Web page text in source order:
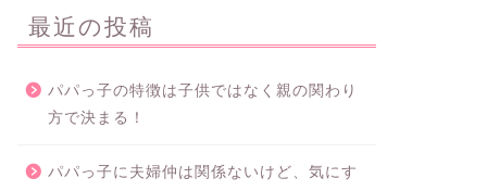
最近の投稿
パパっ子の特徴は子供ではなく親の関わり
方で決まる！
パパっ子に夫婦仲は関係ないけど、気にす